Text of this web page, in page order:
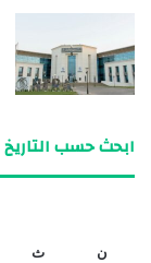
ابحث حسب التاريخ
ن ث